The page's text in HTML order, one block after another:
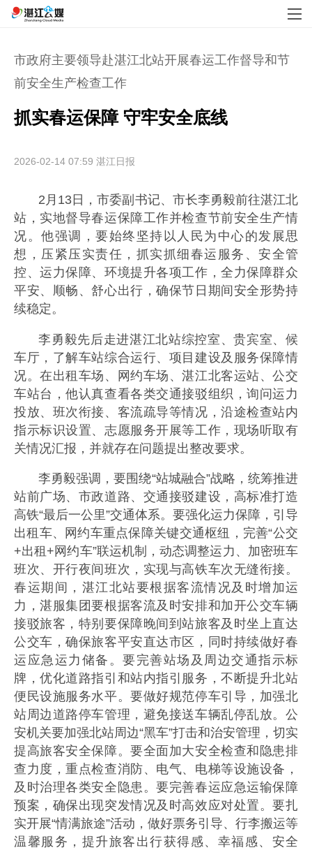
市政府主要领导赴湛江北站开展春运工作督导和节
前安全生产检查工作
抓实春运保障 守牢安全底线
2026-02-14 07:59 湛江日报
2月13日，市委副书记、市长李勇毅前往湛江北
站，实地督导春运保障工作并检查节前安全生产情
况。他强调，要始终坚持以人民为中心的发展思
想，压紧压实责任，抓实抓细春运服务、安全管
控、运力保障、环境提升各项工作，全力保障群众
平安、顺畅、舒心出行，确保节日期间安全形势持
续稳定。
李勇毅先后走进湛江北站综控室、贵宾室、候
车厅，了解车站综合运行、项目建设及服务保障情
况。在出租车场、网约车场、湛江北客运站、公交
车站台，他认真查看各类交通接驳组织，询问运力
投放、班次衔接、客流疏导等情况，沿途检查站内
指示标识设置、志愿服务开展等工作，现场听取有
关情况汇报，并就存在问题提出整改要求。
李勇毅强调，要围绕“站城融合”战略，统筹推进
站前广场、市政道路、交通接驳建设，高标准打造
高铁“最后一公里”交通体系。要强化运力保障，引导
出租车、网约车重点保障关键交通枢纽，完善“公交
+出租+网约车”联运机制，动态调整运力、加密班车
班次、开行夜间班次，实现与高铁车次无缝衔接。
春运期间，湛江北站要根据客流情况及时增加运
力，湛服集团要根据客流及时安排和加开公交车辆
接驳旅客，特别要保障晚间到站旅客及时坐上直达
公交车，确保旅客平安直达市区，同时持续做好春
运应急运力储备。要完善站场及周边交通指示标
牌，优化道路指引和站内指引服务，不断提升北站
便民设施服务水平。要做好规范停车引导，加强北
站周边道路停车管理，避免接送车辆乱停乱放。公
安机关要加强北站周边“黑车”打击和治安管理，切实
提高旅客安全保障。要全面加大安全检查和隐患排
查力度，重点检查消防、电气、电梯等设施设备，
及时治理各类安全隐患。要完善春运应急运输保障
预案，确保出现突发情况及时高效应对处置。要扎
实开展“情满旅途”活动，做好票务引导、行李搬运等
温馨服务，提升旅客出行获得感、幸福感、安全